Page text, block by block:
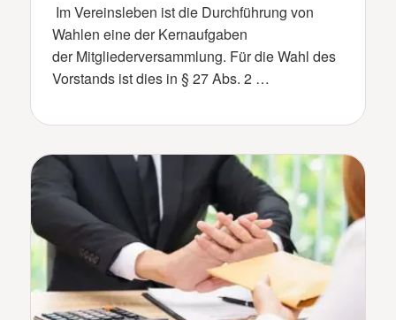
Im Vereinsleben ist die Durchführung von
Wahlen eine der Kernaufgaben
der Mitgliederversammlung. Für die Wahl des
Vorstands ist dies in § 27 Abs. 2 …